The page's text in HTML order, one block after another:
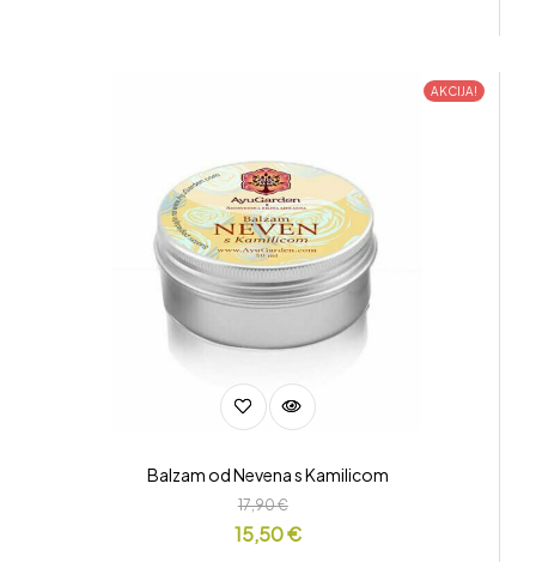
AKCIJA!
Balzam od Nevena s Kamilicom
17,90€
15,50€